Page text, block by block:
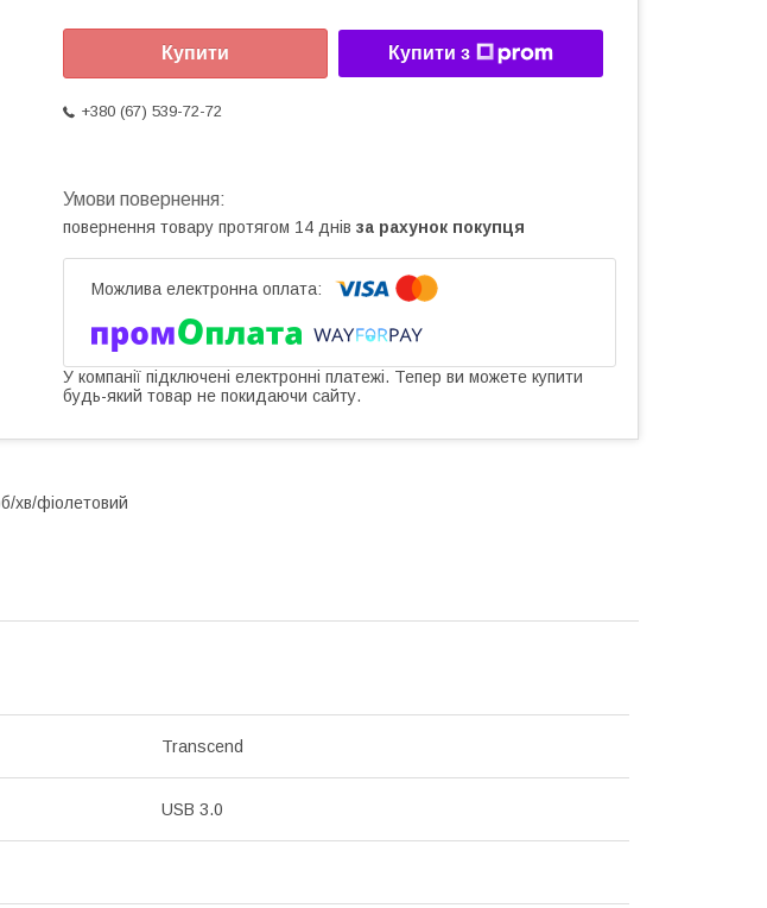
Купити Купити з
+380 (67) 539-72-72
повернення товару протягом 14 днів за рахунок покупця
У компанії підключені електронні платежі. Тепер ви можете купити
будь-який товар не покидаючи сайту.
хв/фіолетовий
Transcend
USB 3.0